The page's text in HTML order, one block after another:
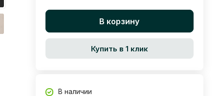
В корзину
Купить в 1 клик
В наличии